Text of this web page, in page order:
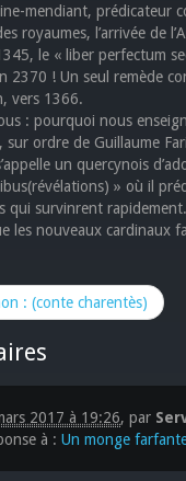
mendiant, prédicateur
royaumes, l’arrivée de
le « liber perfectum
2370 ! Un seul remède
vers 1366.
: pourquoi nous
sur ordre de Guillaume
un quercynois
» où il
qui survinrent
les nouveaux cardinaux
: (conte charentès)
2017 à 19:26, par
à : Un monge